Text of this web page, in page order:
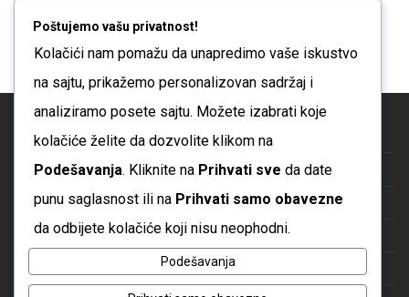
Više
Blog
O nama
Česta pitanja
Kontakt
Politika privatnosti
Poštujemo vašu privatnost!
Kolačići nam pomažu da unapredimo vaše iskustvo
na sajtu, prikažemo personalizovan sadržaj i
analiziramo posete sajtu. Možete izabrati koje
kolačiće želite da dozvolite klikom na
Podešavanja. Kliknite na Prihvati sve da date
punu saglasnost ili na Prihvati samo obavezne
da odbijete kolačiće koji nisu neophodni.
Podešavanja